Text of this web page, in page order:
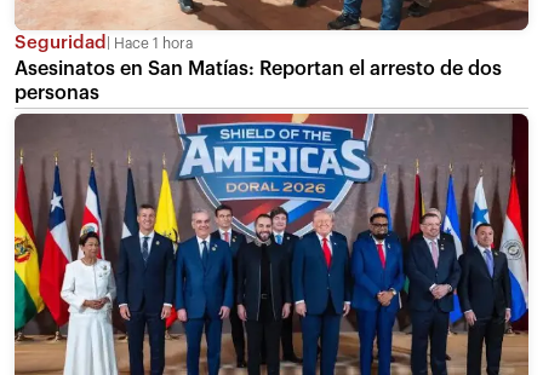
Seguridad Hace 1 hora
Asesinatos en San Matías: Reportan el arresto de dos
personas